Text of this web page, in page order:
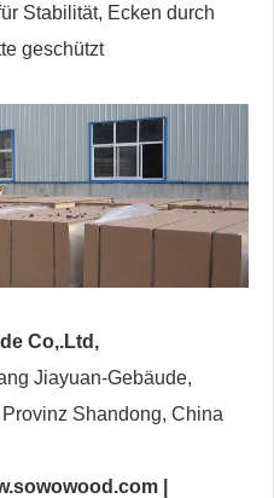
Stabilität, Ecken durch
geschützt
Co,.Ltd,
Jiayuan-Gebäude,
Shandong, China